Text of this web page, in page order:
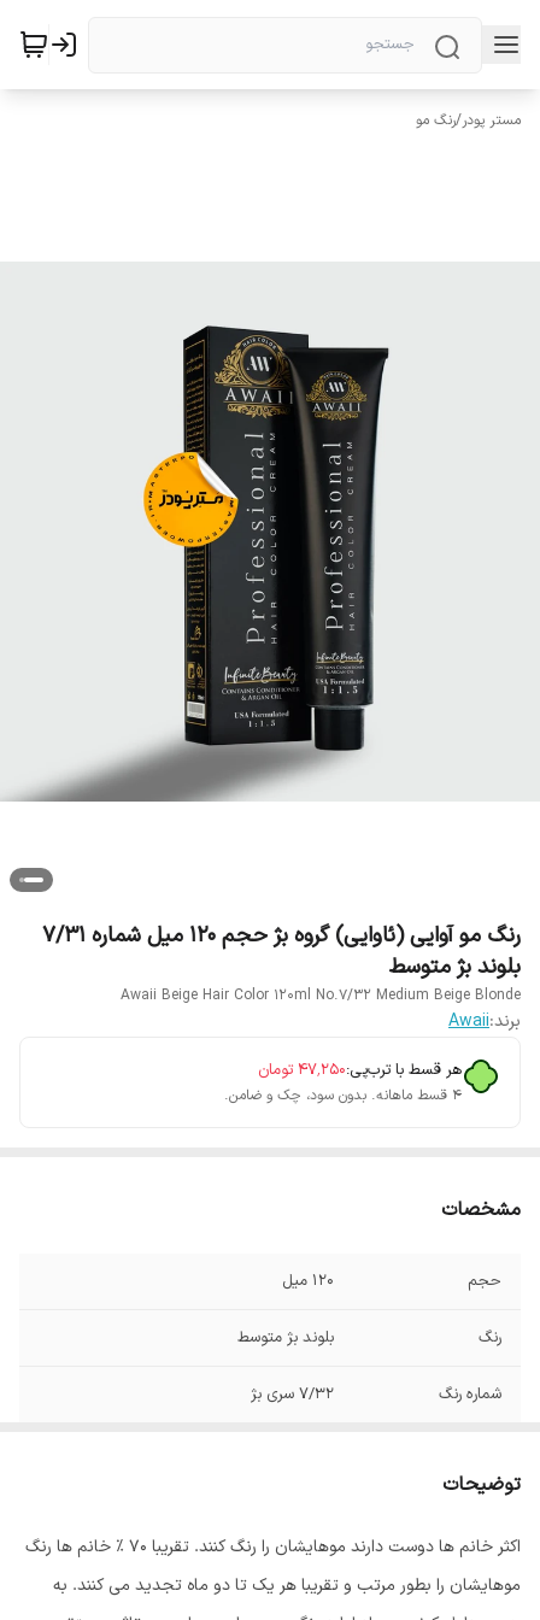
مستر پودر/رنگ مو
رنگ مو آوایی (ئاوایی) گروه بژ حجم 120 میل شماره 7/31
بلوند بژ متوسط
Awaii Beige Hair Color 120ml No.7/32 Medium Beige Blonde
برند:Awaii
هر قسط با ترب‌پی:۴۷٬۲۵۰ تومان
۴ قسط ماهانه. بدون سود، چک و ضامن.
مشخصات
حجم 120 میل
رنگ بلوند بژ متوسط
شماره رنگ 7/32 سری بژ
توضیحات
اکثر خانم ها دوست دارند موهایشان را رنگ کنند. تقریبا 70 % خانم ها رنگ
موهایشان را بطور مرتب و تقریبا هر یک تا دو ماه تجدید می کنند. به